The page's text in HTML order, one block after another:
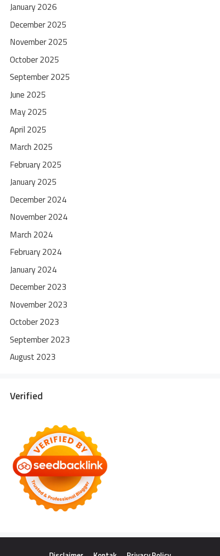
January 2026
December 2025
November 2025
October 2025
September 2025
June 2025
May 2025
April 2025
March 2025
February 2025
January 2025
December 2024
November 2024
March 2024
February 2024
January 2024
December 2023
November 2023
October 2023
September 2023
August 2023
Verified